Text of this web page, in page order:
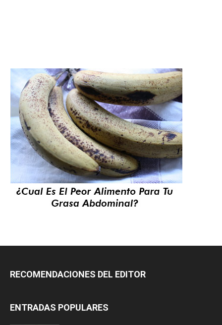
RECOMENDACIONES DEL EDITOR
ENTRADAS POPULARES